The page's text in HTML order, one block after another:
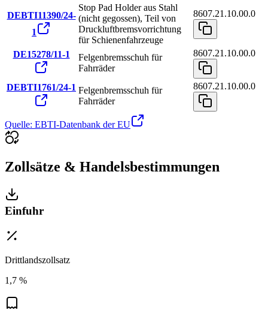
DEBTI11390/24-
1
Stop Pad Holder aus Stahl
(nicht gegossen), Teil von
Druckluftbremsvorrichtung
für Schienenfahrzeuge
8607.21.10.00.0
DE15278/11-1
Felgenbremsschuh für
Fahrräder
8607.21.10.00.0
DEBTI1761/24-1 Felgenbremsschuh für
Fahrräder
8607.21.10.00.0
Quelle: EBTI-Datenbank der EU
Zollsätze & Handelsbestimmungen
Einfuhr
Drittlandszollsatz
1,7 %